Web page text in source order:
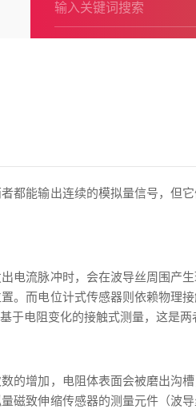
能输出连续的模拟量信号，但
电流脉冲时，会在波导丝周围产
。而电位计式传感器则依赖物理
电阻变化的接触式测量，这是两
的增加，电阻体表面会被磨出沟
磁致伸缩传感器的测量元件（波